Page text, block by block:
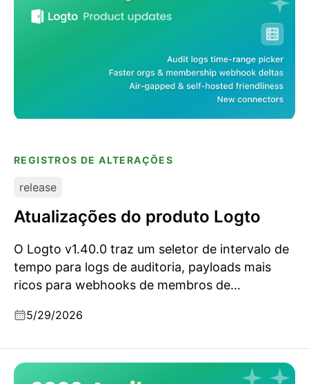
REGISTROS DE ALTERAÇÕES
release
Atualizações do produto Logto
O Logto v1.40.0 traz um seletor de intervalo de
tempo para logs de auditoria, payloads mais
ricos para webhooks de membros de
para organizações grandes e várias melhorias
5/29/2026
Atualizações do produto Logto